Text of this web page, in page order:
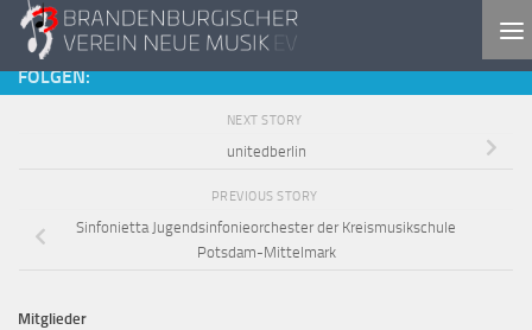
Skip to content
FOLGEN:
NEXT STORY
unitedberlin
PREVIOUS STORY
Sinfonietta Jugendsinfonieorchester der Kreismusikschule
Potsdam-Mittelmark
Mitglieder